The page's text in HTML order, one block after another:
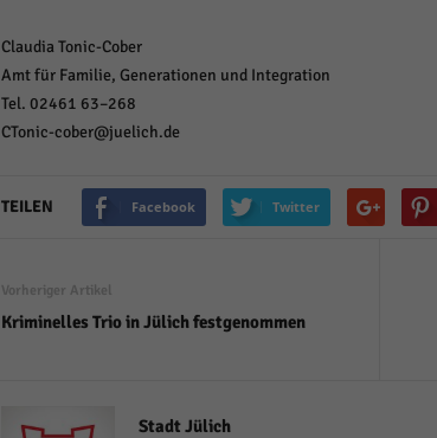
Claudia Tonic-Cober
Amt für Familie, Generationen und Integration
Tel. 02461 63–268
CTonic-cober@juelich.de
TEILEN Facebook Twitter
Vorheriger Artikel
Kriminelles Trio in Jülich festgenommen
Stadt Jülich
Marketing-Cookies
Werbung anzuzeigen.
Inhalte von
Wenn Cookies von